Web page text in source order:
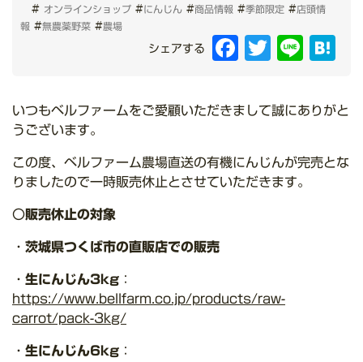
# オンラインショップ #にんじん #商品情報 #季節限定 #店頭情
報 #無農薬野菜 #農場
シェアする Facebook
Twitter Line
いつもベルファームをご愛顧いただきまして誠にありがと
うございます。
この度、ベルファーム農場直送の有機にんじんが完売とな
りましたので一時販売休止とさせていただきます。
〇販売休止の対象
・ 茨城県つくば市の直販店での販売
・ 生にんじん3kg ：
https://www.bellfarm.co.jp/products/raw-
carrot/pack-3kg/
・ 生にんじん6kg ：